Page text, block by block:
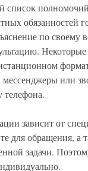
список
обязанностей
по своему
или
телефона.
зависит от
для обращения, а
задачи.